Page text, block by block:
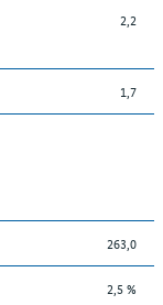
2,2
1,7
263,0
2,5 %